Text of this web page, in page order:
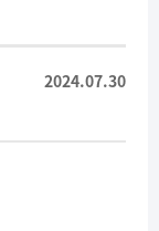
2024.07.30